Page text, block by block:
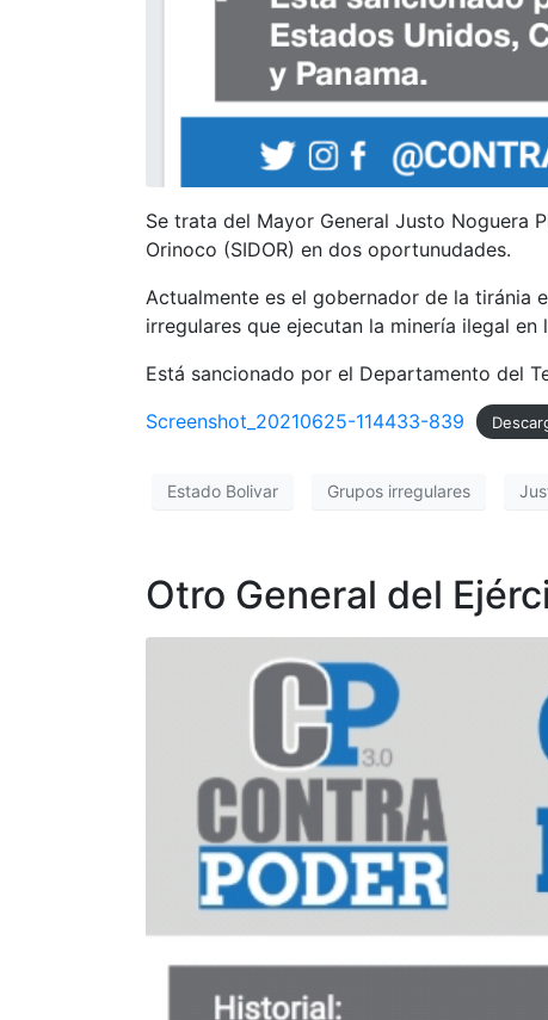
Se trata del Mayor General Justo Noguera
Orinoco (SIDOR) en dos oportunudades.
Actualmente es el gobernador de la tiránia
irregulares que ejecutan la minería ilegal
Está sancionado por el Departamento del
Screenshot_20210625-114433-839
Estado Bolivar Grupos irregulares
Otro General del